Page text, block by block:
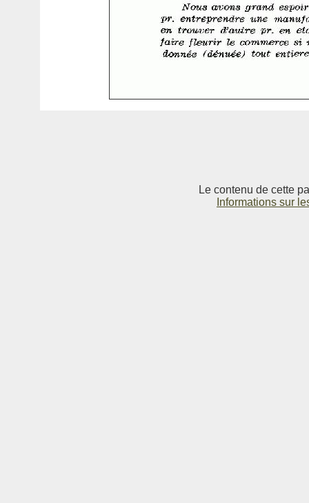
Le contenu de cette
Informations sur